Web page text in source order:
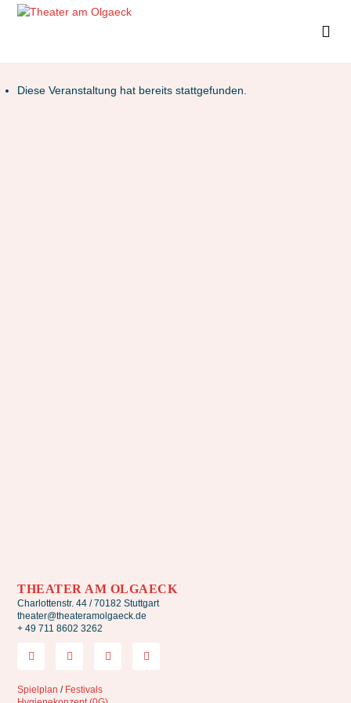
Diese Veranstaltung hat bereits stattgefunden.
THEATER AM OLGAECK
Charlottenstr. 44 / 70182 Stuttgart
theater@theateramolgaeck.de
+ 49 711 8602 3262
Spielplan / Festivals